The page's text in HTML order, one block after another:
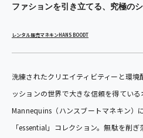
ファションを引き立てる、究極の
レンタル販売マネキンHANS BOODT
洗練されたクリエイティビティーと環
ッションの世界で大きな信頼を得てい
Mannequins（ハンスブートマネキン）
「essential」コレクション。無駄を削